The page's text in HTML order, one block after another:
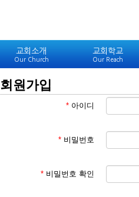
교회소개
Our Church
교회학교
Our Reach
회원가입
* 아이디
* 비밀번호
* 비밀번호 확인